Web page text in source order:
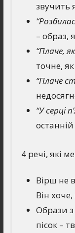
звучить
– образ,
“Плаче,
точне,
“Плаче
“У серці
4 речі, які
Вірш не
Він
Образи з
пісок –